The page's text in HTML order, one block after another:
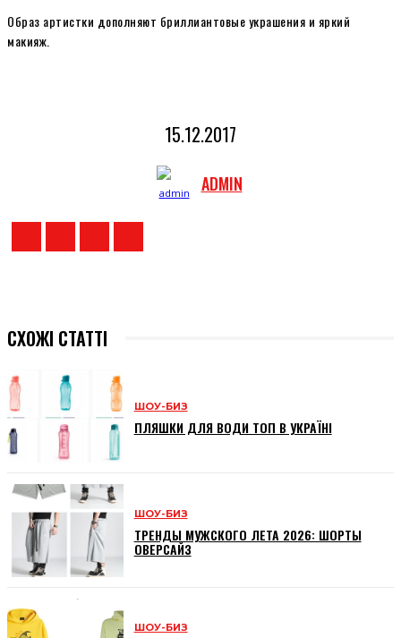
Образ артистки дополняют бриллиантовые украшения и яркий
макияж.
15.12.2017
ADMIN
СХОЖІ СТАТТІ
ШОУ-БИЗ
ПЛЯШКИ ДЛЯ ВОДИ ТОП В УКРАЇНІ
ШОУ-БИЗ
ТРЕНДЫ МУЖСКОГО ЛЕТА 2026: ШОРТЫ
ОВЕРСАЙЗ
ШОУ-БИЗ